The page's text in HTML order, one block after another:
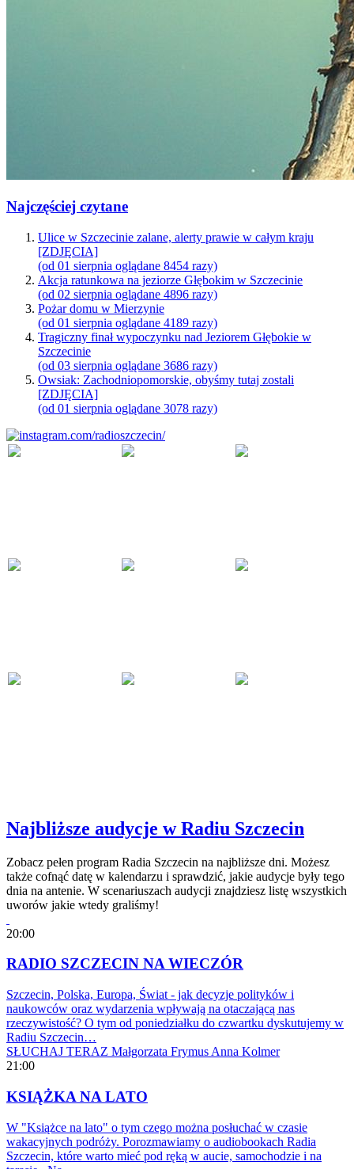
Najczęściej czytane
Ulice w Szczecinie zalane, alerty prawie w całym kraju
[ZDJĘCIA]
(od 01 sierpnia oglądane 8454 razy)
Akcja ratunkowa na jeziorze Głębokim w Szczecinie
(od 02 sierpnia oglądane 4896 razy)
Pożar domu w Mierzynie
(od 01 sierpnia oglądane 4189 razy)
Tragiczny finał wypoczynku nad Jeziorem Głębokie w
Szczecinie
(od 03 sierpnia oglądane 3686 razy)
Owsiak: Zachodniopomorskie, obyśmy tutaj zostali
[ZDJĘCIA]
(od 01 sierpnia oglądane 3078 razy)
Najbliższe audycje w Radiu Szczecin
Zobacz pełen program Radia Szczecin na najbliższe dni. Możesz
także cofnąć datę w kalendarzu i sprawdzić, jakie audycje były tego
dnia na antenie. W scenariuszach audycji znajdziesz listę wszystkich
uworów jakie wtedy graliśmy!
20:00
RADIO SZCZECIN NA WIECZÓR
Szczecin, Polska, Europa, Świat - jak decyzje polityków i
naukowców oraz wydarzenia wpływają na otaczającą nas
rzeczywistość? O tym od poniedziałku do czwartku dyskutujemy w
Radiu Szczecin…
SŁUCHAJ TERAZ Małgorzata Frymus Anna Kolmer
21:00
KSIĄŻKA NA LATO
W "Książce na lato" o tym czego można posłuchać w czasie
wakacyjnych podróży. Porozmawiamy o audiobookach Radia
Szczecin, które warto mieć pod ręką w aucie, samochodzie i na